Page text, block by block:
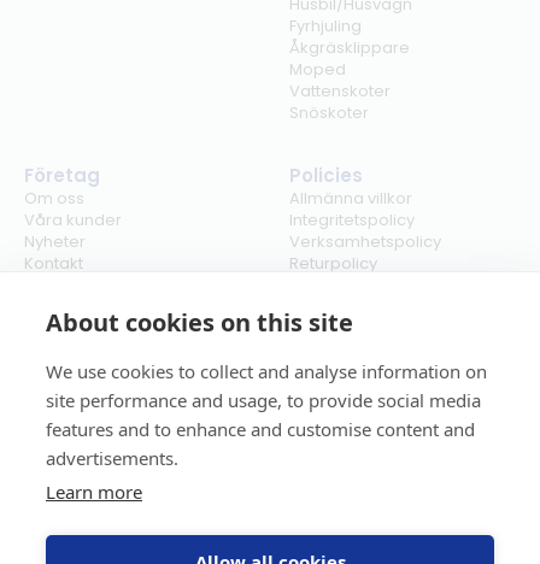
About cookies on this site
We use cookies to collect and analyse information on
site performance and usage, to provide social media
features and to enhance and customise content and
advertisements.
Learn more
Fyrhjuling
Åkgräsklippare
Moped
Vattenskoter
Snöskoter
Företag
Om oss
Våra kunder
Nyheter
Kontakt
Policies
Allmänna villkor
Integritetspolicy
Verksamhetspolicy
Returpolicy
Cookies